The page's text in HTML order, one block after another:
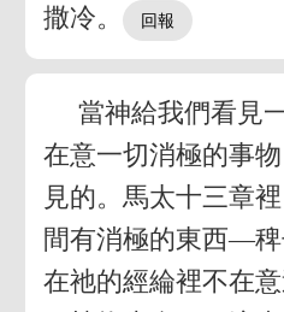
撒冷。
當神給我們看見
在意一切消極的事
見的。馬太十三章
間有消極的東西—
在祂的經綸裡不在